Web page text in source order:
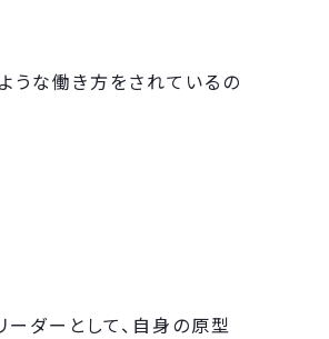
うな働き方をされているの
ーダーとして、自身の原型